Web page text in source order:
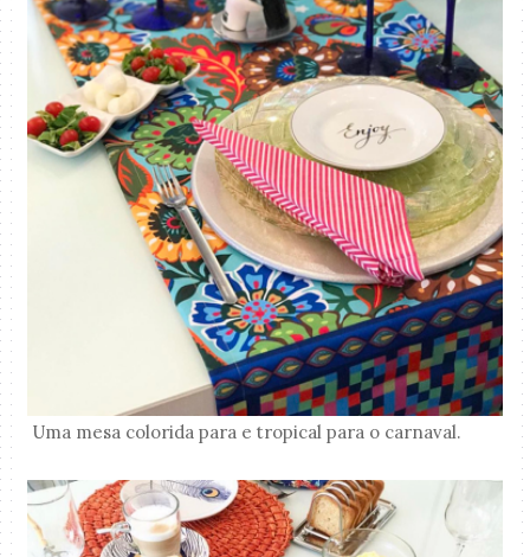
Uma mesa colorida para e tropical para o carnaval.